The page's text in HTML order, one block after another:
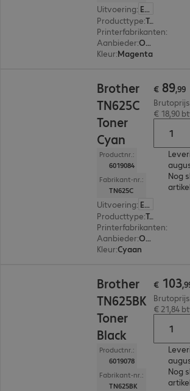
Uitvoering: Europa
Producttype: Toner
Printerfabrikanten:
Aanbieder:
Origineel
Kleur:Magenta
Brother
TN625C
Toner
Cyan
Productnr.:
6019084
Fabrikant-nr.:
TN625C
Uitvoering: Europa
Producttype: Toner
Printerfabrikanten:
Aanbieder:
Origineel
Kleur:Cyaan
€ 89,99
€ 18,90
Nog
Brother
TN625BK
Toner
Black
Productnr.:
6019078
Fabrikant-nr.:
TN625BK
€ 103,
€ 21,84
Nog